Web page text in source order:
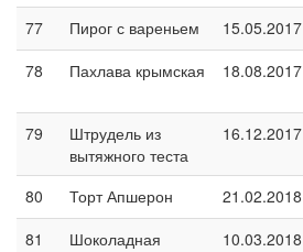
77 Пирог с вареньем 15.05.2017
78
Пахлава крымская 18.08.2017
79
Штрудель из
вытяжного теста
16.12.2017
80 Торт Апшерон 21.02.2018
81
Шоколадная
10.03.2018